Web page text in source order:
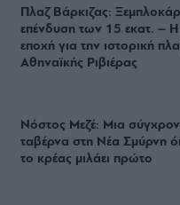
Πλαζ Βάρκιζας:
επένδυση των 15 εκατ. – Η
εποχή για την ιστορική
Αθηναϊκής Ριβιέρας
Νόστος Μεζέ: Μια
ταβέρνα στη Νέα Σμύρνη
το κρέας μιλάει πρώτο